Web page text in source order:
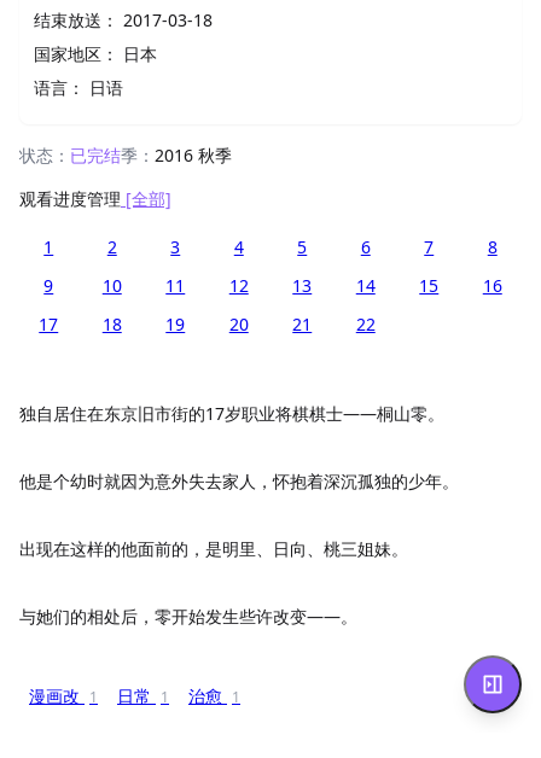
结束放送： 2017-03-18
国家地区：
日本
语言：
日语
状态： 已完结季： 2016 秋季
观看进度管理 [全部]
1 2 3 4 5 6 7
8
9
10 11 12 13 14 15
16
17
18 19 20 21 22
独自居住在东京旧市街的17岁职业将棋棋士——桐山零。
他是个幼时就因为意外失去家人，怀抱着深沉孤独的少年。
出现在这样的他面前的，是明里、日向、桃三姐妹。
与她们的相处后，零开始发生些许改变——。
漫画改 1 日常 1 治愈 1